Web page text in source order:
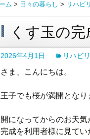
ム > 日々の暮らし > リハビリ
くす玉の
2026年4月1日 リハビリ
ま、こんにちは。
子でも桜が満開となり
になってからのお天
成を利用者様に見てい